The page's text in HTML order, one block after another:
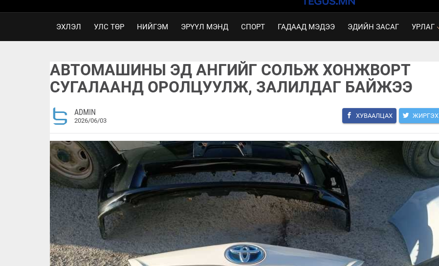
ЭХЛЭЛ УЛС ТӨР НИЙГЭМ ЭРҮҮЛ МЭНД СПОРТ ГАДААД МЭДЭЭ ЭДИЙН ЗАСАГ УРЛАГ
АВТОМАШИНЫ ЭД АНГИЙГ СОЛЬЖ ХОНЖВОРТ
СУГАЛААНД ОРОЛЦУУЛЖ, ЗАЛИЛДАГ БАЙЖЭЭ
ADMIN
2026/06/03
ХУВААЛЦАХ ЖИРГЭХ